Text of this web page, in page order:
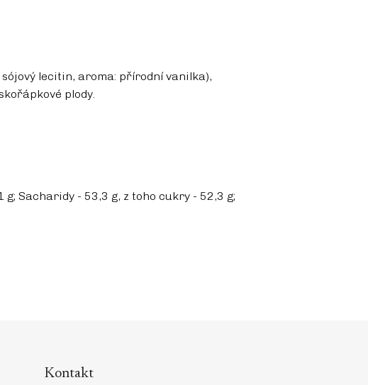
sójový lecitin, aroma: přírodní vanilka),
plody.
Sacharidy - 53,3 g, z toho cukry - 52,3 g;
Kontakt